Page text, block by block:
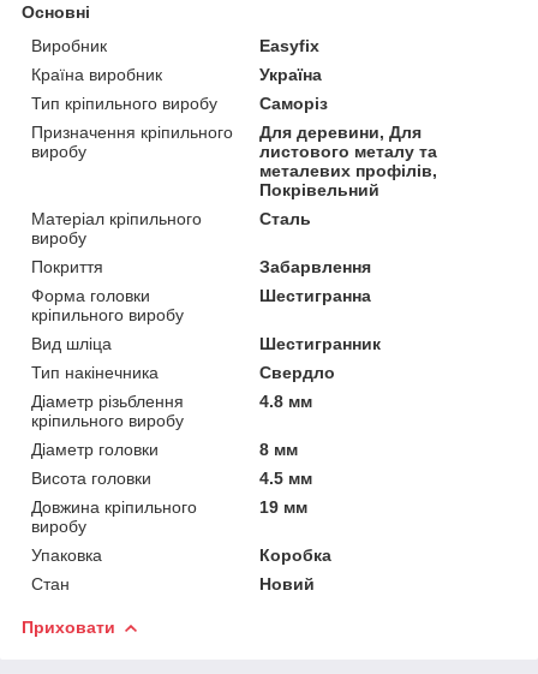
Основні
Виробник
Easyfix
Країна виробник
Україна
Тип кріпильного виробу
Саморіз
Призначення кріпильного
виробу
Для деревини, Для
листового металу та
металевих профілів,
Покрівельний
Матеріал кріпильного
виробу
Сталь
Покриття
Забарвлення
Форма головки
кріпильного виробу
Шестигранна
Вид шліца
Шестигранник
Тип накінечника
Свердло
Діаметр різьблення
кріпильного виробу
4.8 мм
Діаметр головки
8 мм
Висота головки
4.5 мм
Довжина кріпильного
виробу
19 мм
Упаковка
Коробка
Стан
Новий
Приховати